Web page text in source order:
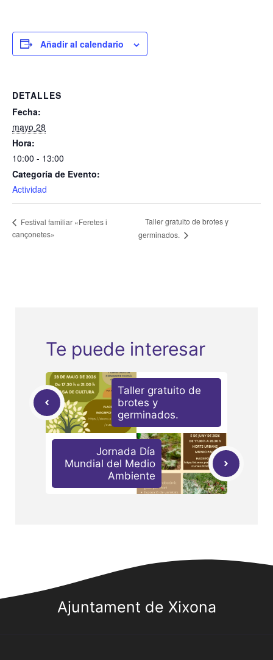
Añadir al calendario
DETALLES
Fecha:
mayo 28
Hora:
10:00 - 13:00
Categoría de Evento:
Actividad
Festival familiar «Feretes i
cançonetes»
Taller gratuito de brotes y
germinados.
Te puede interesar
Taller gratuito de
brotes y
germinados.
Jornada Día
Mundial del Medio
Ambiente
Ajuntament de Xixona